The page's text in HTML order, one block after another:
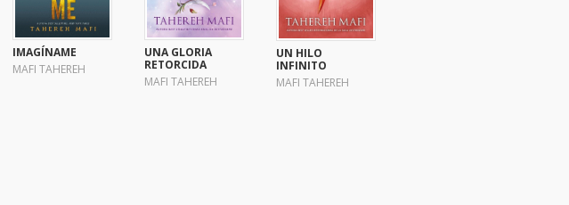
IMAGÍNAME
MAFI TAHEREH
UNA GLORIA
RETORCIDA
MAFI TAHEREH
UN HILO
INFINITO
MAFI TAHEREH